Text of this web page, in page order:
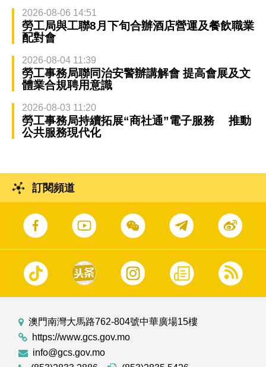
2026-08-06 14:51
勞工局與工聯8月下旬合辦酒店營運及餐飲職業
配對會
2026-08-04 11:39
勞工事務局聯同治安警辦講解會 提高會展及文
體業合規聘用意識
2026-08-03 11:20
勞工事務局持續拓展“商社通”電子服務 推動
公共服務現代化
訂閱頻道
澳門南灣大馬路762-804號中華廣場15樓
https://www.gcs.gov.mo
info@gcs.gov.mo